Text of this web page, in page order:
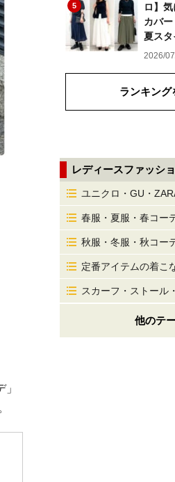
5
ロ】
カバ
夏スタ
2026/
ランキング
レディースファッシ
ユニクロ・GU・
春服・夏服・春コー
秋服・冬服・秋コー
定番アイテムの着こ
スカーフ・ストール
他のテ